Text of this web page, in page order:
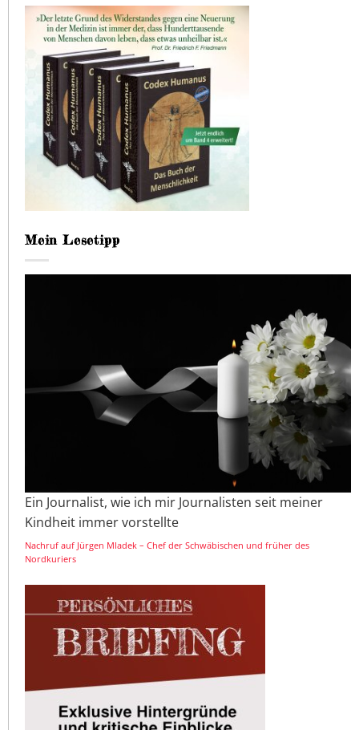
Mein Lesetipp
Ein Journalist, wie ich mir Journalisten seit meiner
Kindheit immer vorstellte
Nachruf auf Jürgen Mladek – Chef der Schwäbischen und früher des
Nordkuriers